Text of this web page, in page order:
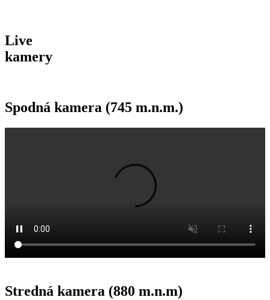
Live
kamery
Spodná kamera (745 m.n.m.)
Stredná kamera (880 m.n.m)